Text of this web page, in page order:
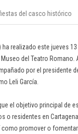
del casco histórico
ha realizado este jueves
del Teatro Romano.
por el presidente
Leli García.
el objetivo principal de
residentes en
promover o